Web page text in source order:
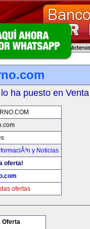
ha puesto en Venta
y Noticias
oferta!
ofertas
Oferta